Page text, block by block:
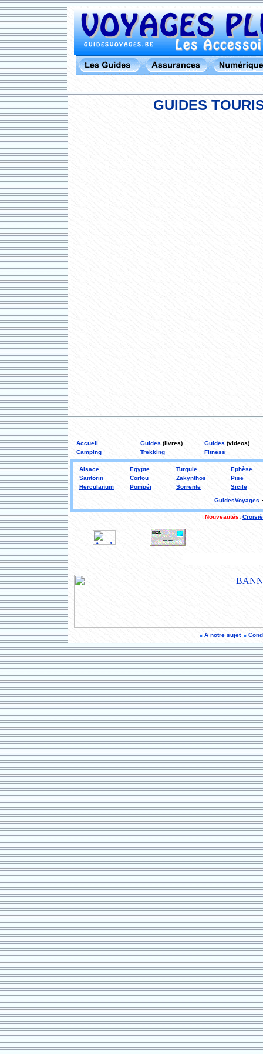
GUIDES
Accueil Guides(livres) Guides (videos)
Camping
Trekking Fitness
Alsace Egypte Turquie
Ephèse
Santorin
Corfou Zakynthos
Pise
Herculanum
Pompéi Sorrente Sicile
GuidesVoyages
Nouveautés:
A notre sujet